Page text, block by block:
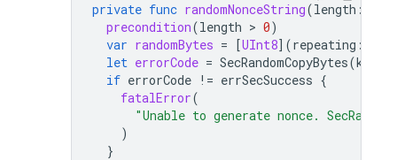
private func randomNonceString(length :
precondition(length > 0)
var randomBytes = [UInt8](repeating :
let errorCode = SecRandomCopyBytes(
if errorCode != errSecSuccess {
fatalError(
"Unable to generate nonce.
)
}